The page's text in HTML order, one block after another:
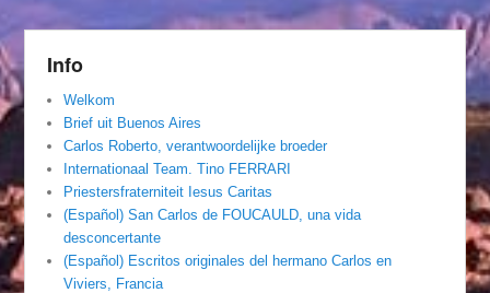
Info
Welkom
Brief uit Buenos Aires
Carlos Roberto, verantwoordelijke broeder
Internationaal Team. Tino FERRARI
Priestersfraterniteit Iesus Caritas
(Español) San Carlos de FOUCAULD, una vida
desconcertante
(Español) Escritos originales del hermano Carlos en
Viviers, Francia